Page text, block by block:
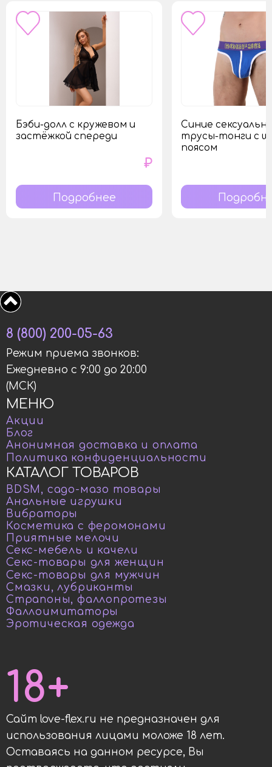
Бэби-долл с кружевом и
застёжкой спереди
₽
Подробнее
Синие
трусы-тонги с
поясом
КАТАЛОГ ТОВАРОВ
BDSM, садо-мазо товары
Анальные игрушки
Вибраторы
Косметика с феромонами
Приятные мелочи
Секс-мебель и качели
Секс-товары для женщин
Секс-товары для мужчин
Смазки, лубриканты
Страпоны, фаллопротезы
Фаллоимитаторы
Эротическая одежда
МЕНЮ
Акции
Блог
Анонимная доставка и оплата
Политика конфиденциальности
8 (800) 200-05-63
Режим приема звонков:
Ежедневно с 9:00 до 20:00
(МСК)
Сайт love-flex.ru не предназначен для
использования лицами моложе 18 лет.
Оставаясь на данном ресурсе, Вы
18+